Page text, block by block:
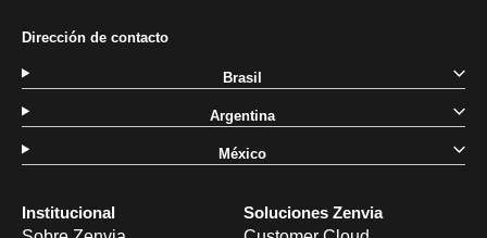
Institucional
Soluciones Zenvia
Dirección de contacto
Brasil
Argentina
México